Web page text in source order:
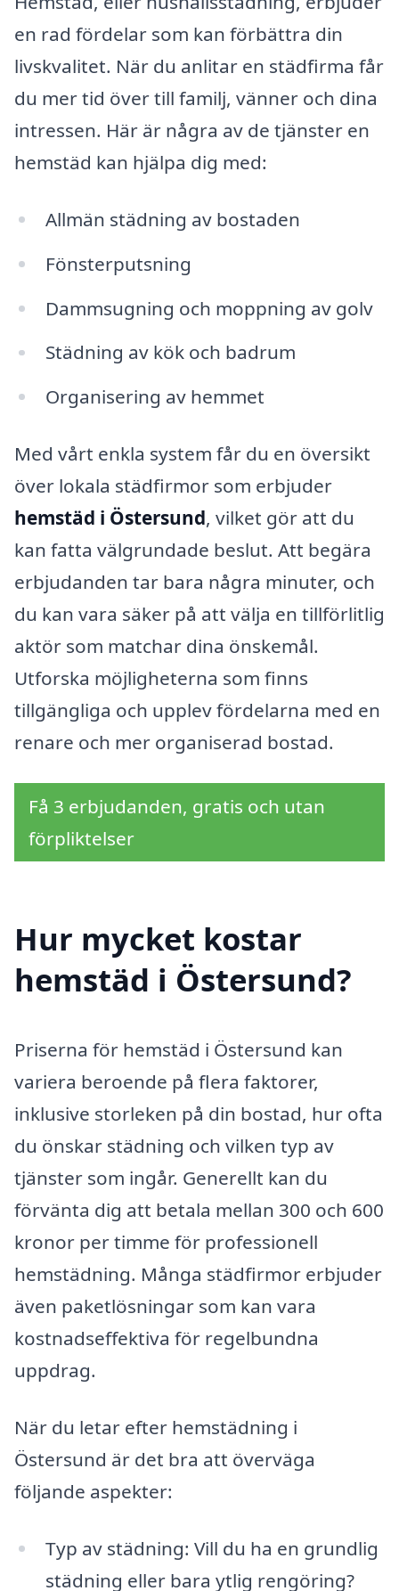
en rad fördelar som kan förbättra din
livskvalitet. När du anlitar en städfirma får
du mer tid över till familj, vänner och dina
intressen. Här är några av de tjänster en
hemstäd kan hjälpa dig med:
Allmän städning av bostaden
Fönsterputsning
Dammsugning och moppning av golv
Städning av kök och badrum
Organisering av hemmet
Med vårt enkla system får du en översikt
över lokala städfirmor som erbjuder
hemstäd i Östersund, vilket gör att du
kan fatta välgrundade beslut. Att begära
erbjudanden tar bara några minuter, och
du kan vara säker på att välja en tillförlitlig
aktör som matchar dina önskemål.
Utforska möjligheterna som finns
tillgängliga och upplev fördelarna med en
renare och mer organiserad bostad.
Få 3 erbjudanden, gratis och utan
förpliktelser
Hur mycket kostar
hemstäd i Östersund?
Priserna för hemstäd i Östersund kan
variera beroende på flera faktorer,
inklusive storleken på din bostad, hur ofta
du önskar städning och vilken typ av
tjänster som ingår. Generellt kan du
förvänta dig att betala mellan 300 och 600
kronor per timme för professionell
hemstädning. Många städfirmor erbjuder
även paketlösningar som kan vara
kostnadseffektiva för regelbundna
uppdrag.
När du letar efter hemstädning i
Östersund är det bra att överväga
följande aspekter:
Typ av städning: Vill du ha en grundlig
städning eller bara ytlig rengöring?